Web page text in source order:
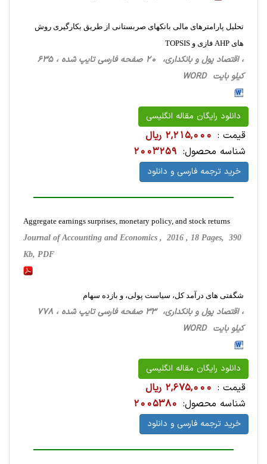
تحلیل پارامترهای مالی بانکهای صربستانی از طریق بکارگیری روش
های AHP فازی و TOPSIS
، اقتصاد پول و بانکداری، 20 صفحه فارسی تایپ شده ، 635
کیلو بایت WORD
دانلود رایگان مقاله انگلیسی
قیمت : 2,215,000 ریال
شناسه محصول: 2003259
خرید ترجمه فارسی و دانلود
Aggregate earnings surprises, monetary policy, and stock returns
Journal of Accounting and Economics , 2016 , 18 Pages, 390
Kb, PDF
شگفتی های درآمد کل، سیاست پولی، و بازده سهام
، اقتصاد پول و بانکداری، 33 صفحه فارسی تایپ شده ، 778
کیلو بایت WORD
دانلود رایگان مقاله انگلیسی
قیمت : 2,675,000 ریال
شناسه محصول: 2005380
خرید ترجمه فارسی و دانلود